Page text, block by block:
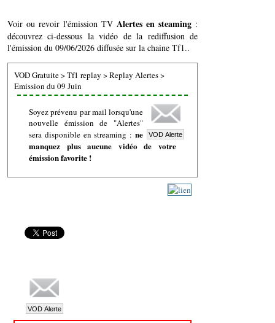
Voir ou revoir l'émission TV Alertes en steaming :
découvrez ci-dessous la vidéo de la rediffusion de
l'émission du 09/06/2026 diffusée sur la chaine Tf1..
VOD Gratuite>Tf1 replay >Replay Alertes>
Emission du 09 Juin
Soyez prévenu par mail lorsqu'une
nouvelle émission de "Alertes"
sera disponible en streaming : ne
manquez plus aucune vidéo de votre
émission favorite !